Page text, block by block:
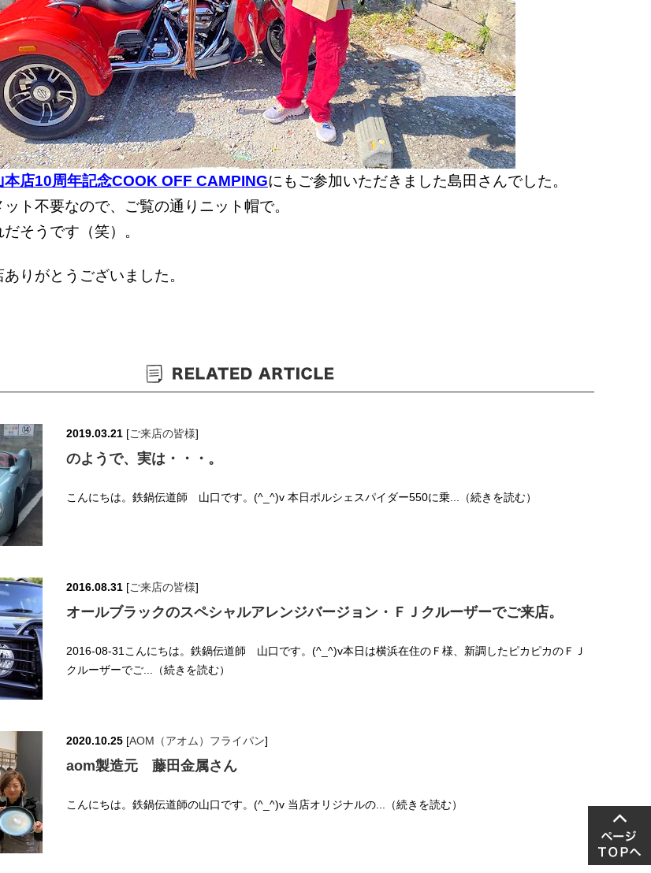
本店10周年記念COOK OFF CAMPINGにもご参加いただきました島田さんでした。
ット不要なので、ご覧の通りニット帽で。
そうです（笑）。
りがとうございました。
2019.03.21 [ご来店の皆様]
のようで、実は・・・。
こんにちは。鉄鍋伝道師 山口です。(^_^)v 本日ポルシェスパイダー550に乗...（続きを読む）
2016.08.31 [ご来店の皆様]
オールブラックのスペシャルアレンジバージョン・ＦＪクルーザーでご来店。
2016-08-31こんにちは。鉄鍋伝道師 山口です。(^_^)v本日は横浜在住のＦ様、新調したピカピカのＦＪ
クルーザーでご...（続きを読む）
2020.10.25 [AOM（アオム）フライパン]
aom製造元 藤田金属さん
こんにちは。鉄鍋伝道師の山口です。(^_^)v 当店オリジナルの...（続きを読む）